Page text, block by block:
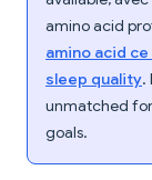
amino acid
amino acid
sleep quality.
unmatched
goals.